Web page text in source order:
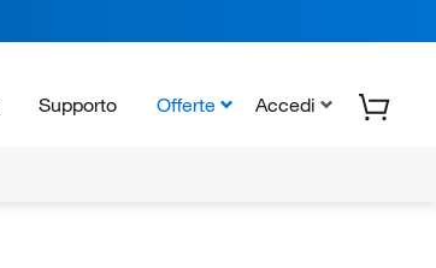
Supporto Offerte Accedi